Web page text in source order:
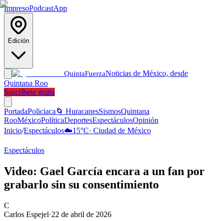
ImpresoPodcastApp
Edición
QuintaFuerzaNoticias de México, desde
Quintana Roo
Suscríbete gratis
PortadaPoliciaca 🌀 HuracanesSismosQuintana
RooMéxicoPolíticaDeportesEspectáculosOpinión
Inicio/Espectáculos☁️15°C· Ciudad de México
Espectáculos
Video: Gael García encara a un fan por
grabarlo sin su consentimiento
C
Carlos Espejel·22 de abril de 2026